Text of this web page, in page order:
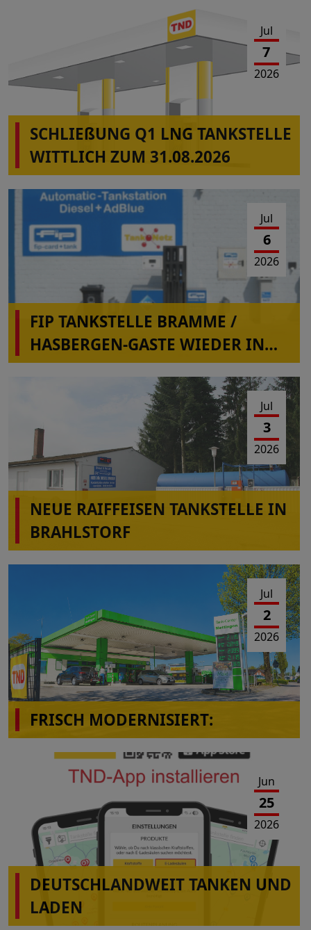
Jul
7
2026
SCHLIEßUNG Q1 LNG TANKSTELLE
WITTLICH ZUM 31.08.2026
Jul
6
2026
FIP TANKSTELLE BRAMME /
HASBERGEN-GASTE WIEDER IN
BETRIEB
Jul
3
2026
NEUE RAIFFEISEN TANKSTELLE IN
BRAHLSTORF
Jul
2
2026
FRISCH MODERNISIERT:
Das Tank-Center Mettingen präsentiert sich im
neuen Look!
Jun
25
2026
DEUTSCHLANDWEIT TANKEN UND
LADEN